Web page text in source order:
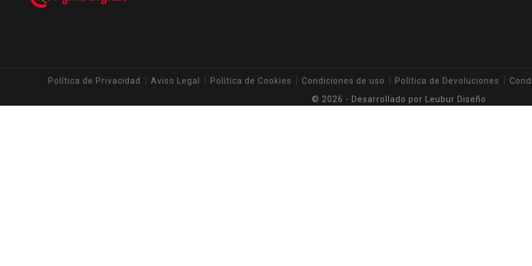
Política de Privacidad Aviso Legal Política de Cookies Condiciones de uso Política de Devoluciones
© 2026 - Desarrollado por Leubur Diseño